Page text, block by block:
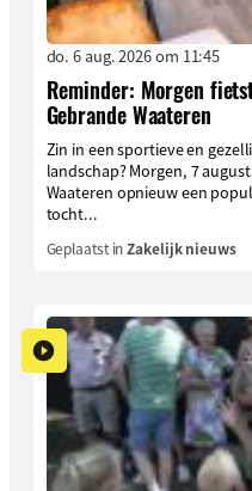
do. 6 aug. 2026 om 11:45
Reminder: Morgen
Gebrande Waateren
Zin in een sportieve en
landschap? Morgen, 7
Waateren opnieuw een
tocht...
Geplaatst inZakelijk nieuws